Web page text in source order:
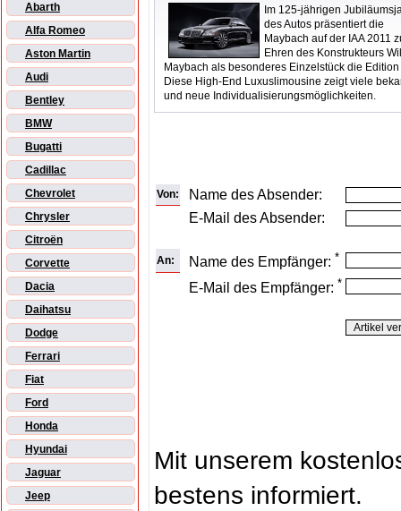
Abarth
Alfa Romeo
Aston Martin
Audi
Bentley
BMW
Bugatti
Cadillac
Chevrolet
Chrysler
Citroën
Corvette
Dacia
Daihatsu
Dodge
Ferrari
Fiat
Ford
Honda
Hyundai
Jaguar
Jeep
Im 125-jährigen
des Autos präsentiert die
Maybach auf der IAA 2011
Ehren des Konstrukteurs
Maybach als besonderes Einzelstück die
Diese High-End Luxuslimousine zeigt viele
und neue Individualisierungsmöglichkeiten.
Von:
Name des Absender:
E-Mail des Absender:
An: Name des Empfänger: *
E-Mail des Empfänger: *
Mit unserem
bestens informiert.